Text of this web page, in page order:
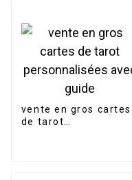
vente en gros cartes
de tarot